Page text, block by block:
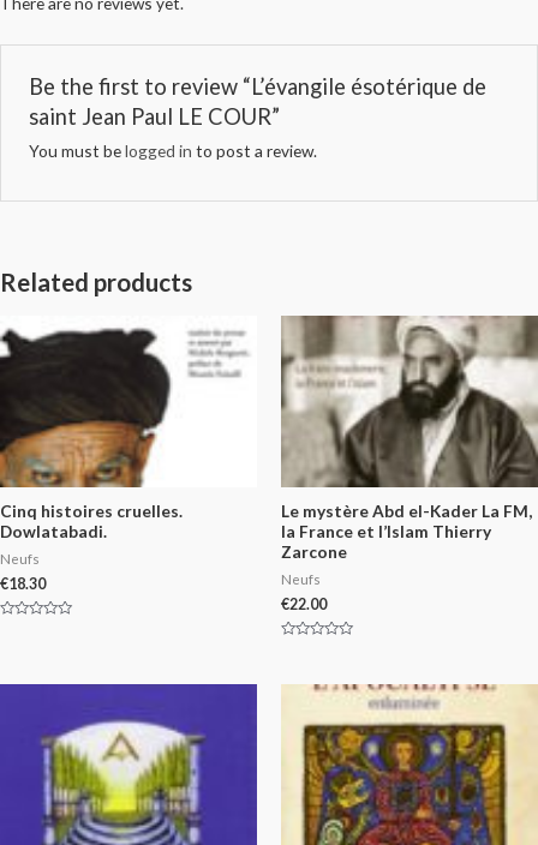
Be the first to review “L’évangile ésotérique de
saint Jean Paul LE COUR”
You must belogged in to post a review.
Related products
Cinq histoires cruelles.
Dowlatabadi.
Neufs
€18.30
5
Le mystère Abd el-Kader La FM,
la France et l’Islam Thierry
Zarcone
Neufs
€22.00
of